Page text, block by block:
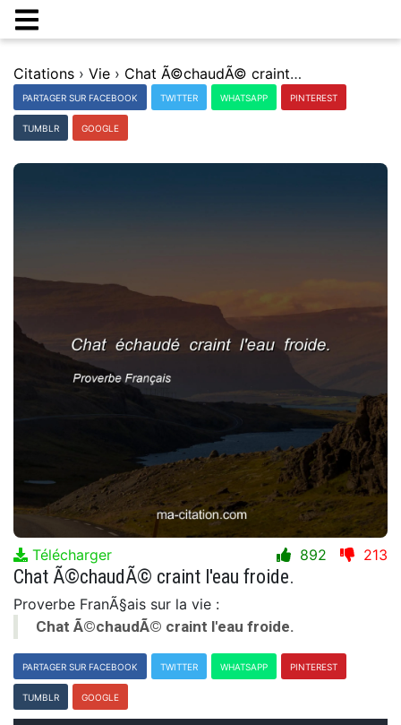
Citations › Vie › Chat Ã©chaudÃ© craint l'eau froide.
PARTAGER SUR FACEBOOK TWITTER WHATSAPP PINTEREST
TUMBLR GOOGLE
Télécharger 892 213
Chat Ã©chaudÃ© craint l'eau froide.
Proverbe FranÃ§ais sur la vie :
Chat Ã©chaudÃ© craint l'eau froide.
PARTAGER SUR FACEBOOK TWITTER WHATSAPP PINTEREST
TUMBLR GOOGLE